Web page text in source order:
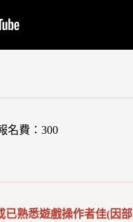
名費：300
熟悉遊戲操作者佳(因